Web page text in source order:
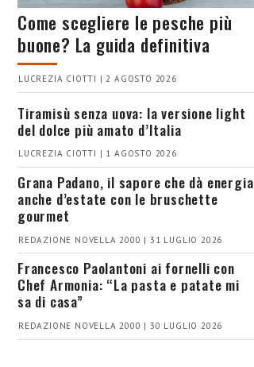
Come scegliere le pesche più
buone? La guida definitiva
LUCREZIA CIOTTI | 2 AGOSTO 2026
Tiramisù senza uova: la versione light
del dolce più amato d’Italia
LUCREZIA CIOTTI | 1 AGOSTO 2026
Grana Padano, il sapore che dà energia
anche d’estate con le bruschette
gourmet
REDAZIONE NOVELLA 2000 | 31 LUGLIO 2026
Francesco Paolantoni ai fornelli con
Chef Armonia: “La pasta e patate mi
sa di casa”
REDAZIONE NOVELLA 2000 | 30 LUGLIO 2026